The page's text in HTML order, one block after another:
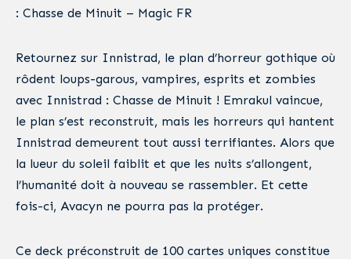
: Chasse de Minuit – Magic FR
Retournez sur Innistrad, le plan d’horreur gothique où
rôdent loups-garous, vampires, esprits et zombies
avec Innistrad : Chasse de Minuit ! Emrakul vaincue,
le plan s’est reconstruit, mais les horreurs qui hantent
Innistrad demeurent tout aussi terrifiantes. Alors que
la lueur du soleil faiblit et que les nuits s’allongent,
l’humanité doit à nouveau se rassembler. Et cette
fois-ci, Avacyn ne pourra pas la protéger.
Ce deck préconstruit de 100 cartes uniques constitue